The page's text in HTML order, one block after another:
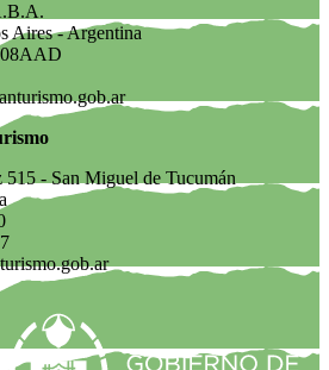
Aires - Argentina
- San Miguel de Tucumán